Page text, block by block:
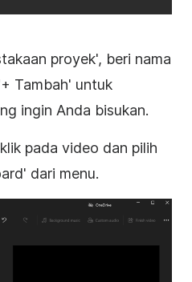
proyek', beri nama
Tambah' untuk
ingin Anda bisukan.
pada video dan pilih
dari menu.